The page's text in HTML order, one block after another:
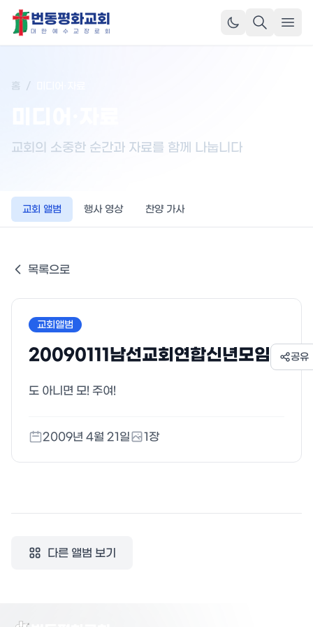
번동평화교회
대 한 예 수 교 장 로 회
메뉴
홈 /
교회의 소중한 순간과 자료를 함께 나눕니다
교회 앨범 행사 영상 찬양 가사
목록으로
교회앨범
20090111남선교회연합신년모임 공유
도 아니면 모! 주여!
2009년 4월 21일 1 장
다른 앨범 보기